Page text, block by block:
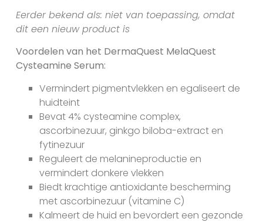
Eerder bekend als: niet van toepassing, omdat
dit een nieuw product is
Voordelen van het DermaQuest MelaQuest
Cysteamine Serum:
Vermindert pigmentvlekken en egaliseert de
huidteint
Bevat 4% cysteamine complex,
ascorbinezuur, ginkgo biloba-extract en
fytinezuur
Reguleert de melanineproductie en
vermindert donkere vlekken
Biedt krachtige antioxidante bescherming
met ascorbinezuur (vitamine C)
Kalmeert de huid en bevordert een gezonde